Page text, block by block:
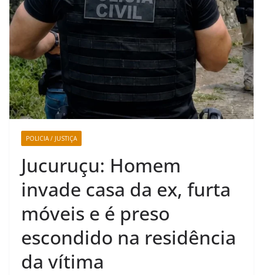
POLICIA / JUSTIÇA
Jucuruçu: Homem
invade casa da ex, furta
móveis e é preso
escondido na residência
da vítima